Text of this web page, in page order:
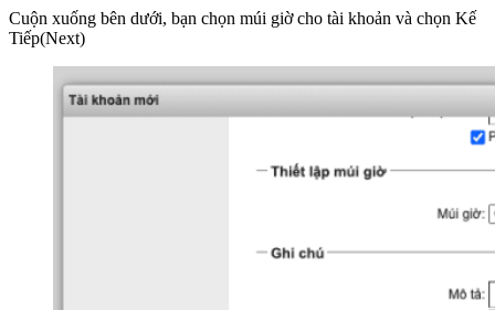
Cuộn xuống bên dưới, bạn chọn múi giờ cho tài khoản và chọn Kế
Tiếp(Next)